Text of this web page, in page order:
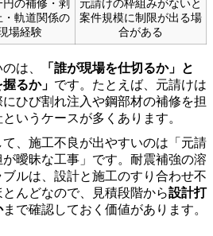
の補修・剥
・軌道関係の
場経験
元請けの枠組みがないと
案件規模に制限が出る場
合がある
は、
「誰が現場を仕切るか」と
るか」 です。たとえば、元請けは
ひび割れ注入や鋼部材の補修を担
いうケースが多くあります。
、施工不良が出やすいのは「元請
曖昧な工事」です。耐震補強の溶
ルは、設計と施工のすり合わせ不
んどなので、見積段階から設計打
まで確認しておく価値があります。